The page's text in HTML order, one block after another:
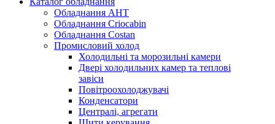
Обладнання AHT
Обладнання Criocabin
Обладнання Costan
Промисловий холод
Холодильні та морозильні камери
Двері холодильних камер та теплові
завіси
Повітроохолоджувачі
Конденсатори
Централі, агрегати